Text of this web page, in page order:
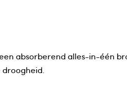
absorberend alles-in-één
droogheid.